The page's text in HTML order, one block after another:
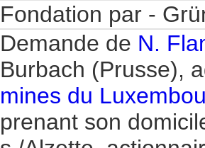
Fondation par -
Demande de N.
Burbach (Prusse),
mines du
prenant son